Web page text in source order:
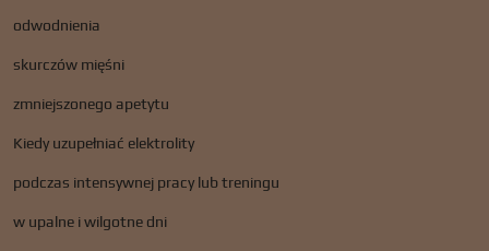
odwodnienia
skurczów mięśni
zmniejszonego apetytu
Kiedy uzupełniać elektrolity
podczas intensywnej pracy lub treningu
w upalne i wilgotne dni